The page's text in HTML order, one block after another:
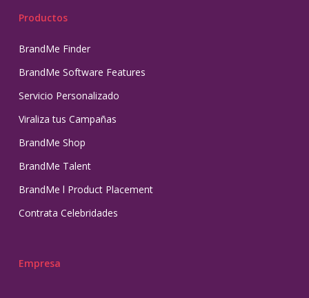
Productos
BrandMe Finder
BrandMe Software Features
Servicio Personalizado
Viraliza tus Campañas
BrandMe Shop
BrandMe Talent
BrandMe l Product Placement
Contrata Celebridades
Empresa